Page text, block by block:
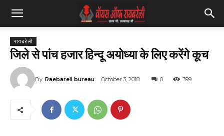
रायबरेली
जिले से पांच हजार हिन्दू अयोध्या के लिए करेंगे कूच
By Raebareli bureau October 3, 2018 0 399